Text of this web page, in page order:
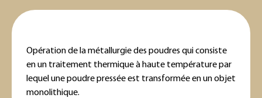
Opération de la métallurgie des poudres qui consiste
en un traitement thermique à haute température par
lequel une poudre pressée est transformée en un objet
monolithique.